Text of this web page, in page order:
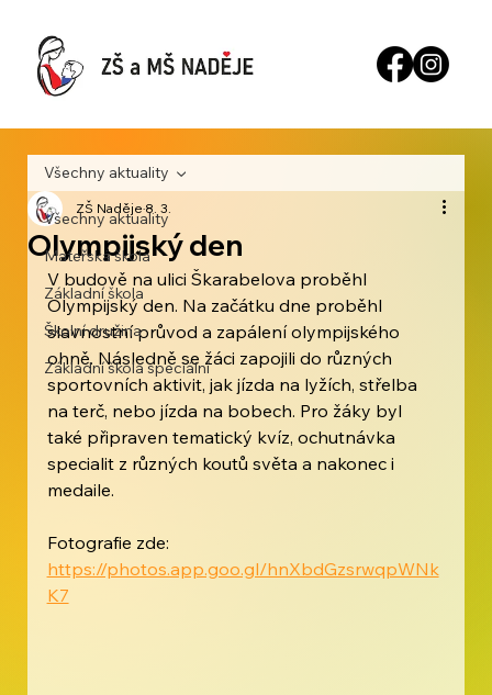
Všechny aktuality
Mateřská škola
Základní škola
Školní družina
Základní škola speciální
Všechny aktuality
Olympijský den
ZŠ Naděje8. 3.
V budově na ulici Škarabelova proběhl
Olympijský den. Na začátku dne proběhl
slavnostní průvod a zapálení olympijského
ohně. Následně se žáci zapojili do různých
sportovních aktivit, jak jízda na lyžích, střelba
na terč, nebo jízda na bobech. Pro žáky byl
také připraven tematický kvíz, ochutnávka
specialit z různých koutů světa a nakonec i
medaile.
Fotografie zde:
https://photos.app.goo.gl/hnXbdGzsrwqpWNk
K7